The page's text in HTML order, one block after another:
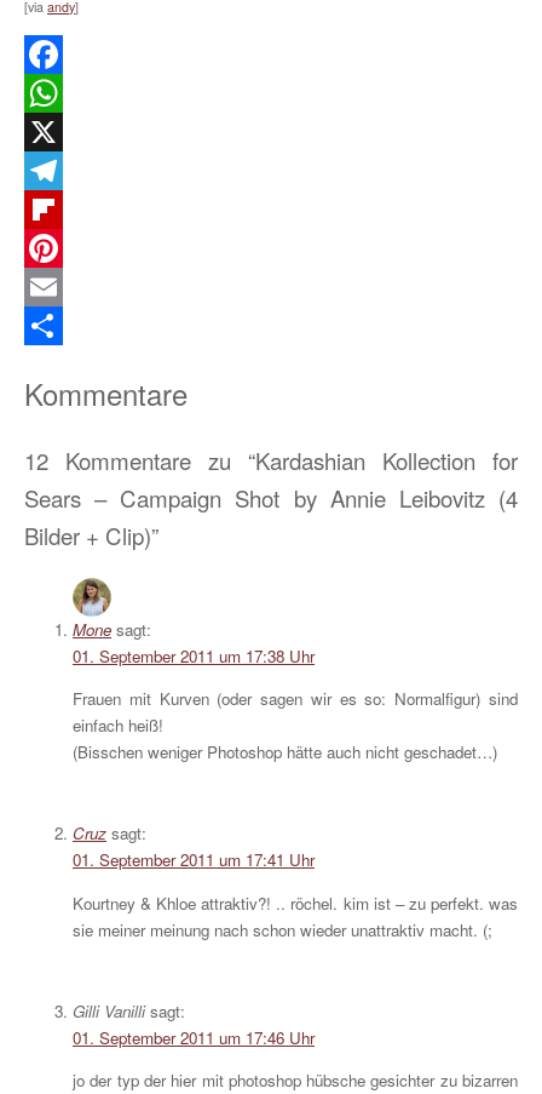
[via andy]
Facebook
WhatsApp
X
Telegram
Flipboard
Pinterest
Email
Kommentare
12 Kommentare zu “Kardashian Kollection for
Sears – Campaign Shot by Annie Leibovitz (4
Bilder + Clip)”
Mone sagt:
01. September 2011 um 17:38 Uhr
Frauen mit Kurven (oder sagen wir es so: Normalfigur) sind
einfach heiß!
(Bisschen weniger Photoshop hätte auch nicht geschadet…)
Cruz sagt:
01. September 2011 um 17:41 Uhr
Kourtney & Khloe attraktiv?! .. röchel. kim ist – zu perfekt. was
sie meiner meinung nach schon wieder unattraktiv macht. (;
Gilli Vanilli sagt:
01. September 2011 um 17:46 Uhr
jo der typ der hier mit photoshop hübsche gesichter zu bizarren